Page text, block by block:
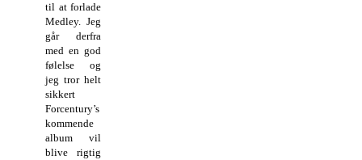
til at forlade
Medley. Jeg
går derfra
med en god
følelse og
jeg tror helt
sikkert
Forcentury’s
kommende
album vil
blive rigtig